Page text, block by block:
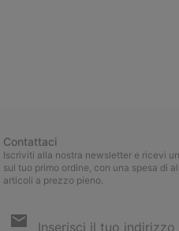
Contattaci
Iscriviti alla nostra newsletter e ricevi
sul tuo primo ordine, con una spesa di
articoli a prezzo pieno.
e-